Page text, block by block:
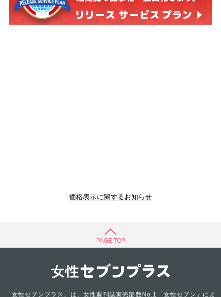
価格表示に関するお知らせ
PAGE TOP
「女性セブンプラス」は、女性週刊誌実売部数No.1「女性セブン」によ